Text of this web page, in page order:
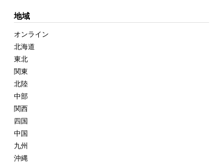
地域
オンライン
北海道
東北
関東
北陸
中部
関西
四国
中国
九州
沖縄